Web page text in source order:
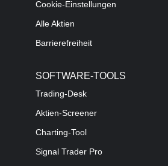
Cookie-Einstellungen
Alle Aktien
Barrierefreiheit
SOFTWARE-TOOLS
Trading-Desk
Aktien-Screener
Charting-Tool
Signal Trader Pro